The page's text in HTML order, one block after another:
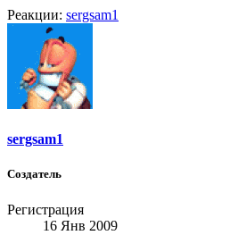
Реакции: sergsam1
sergsam1
Создатель
Регистрация
16 Янв 2009